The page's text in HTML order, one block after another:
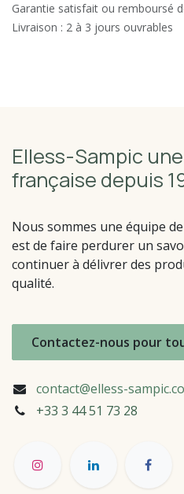
Garantie satisfait ou remboursé
Livraison : 2 à 3 jours ouvrables
Elless-Sampic
française depuis
Nous sommes une équipe
est de faire perdurer un
continuer à délivrer des
qualité.
Contactez-nous pour
contact@elless-
+33 3 44 51 73 28